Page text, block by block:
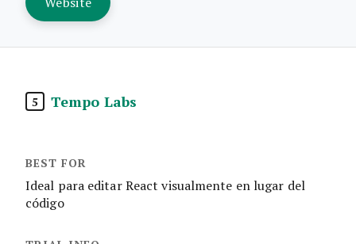
5 Tempo Labs
Ideal para editar React visualmente en lugar del
código